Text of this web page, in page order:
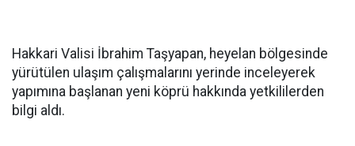
Hakkari Valisi İbrahim Taşyapan, heyelan bölgesinde
yürütülen ulaşım çalışmalarını yerinde inceleyerek
yapımına başlanan yeni köprü hakkında yetkililerden
bilgi aldı.